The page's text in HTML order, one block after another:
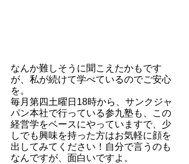
なんか難しそうに聞こえたかもです
が、私が続けて学べているのでご安心
を。
毎月第四土曜日18時から、サンクジャ
パン本社で行っている参九塾も、この
経営学をベースにやっていますで、少
しでも興味を持った方はお気軽に顔を
出してみてください！自分で言うのも
なんですが、面白いですよ。